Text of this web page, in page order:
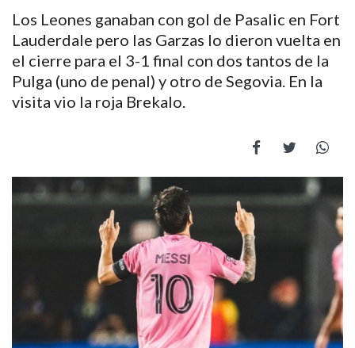
Los Leones ganaban con gol de Pasalic en Fort
Lauderdale pero las Garzas lo dieron vuelta en
el cierre para el 3-1 final con dos tantos de la
Pulga (uno de penal) y otro de Segovia. En la
visita vio la roja Brekalo.